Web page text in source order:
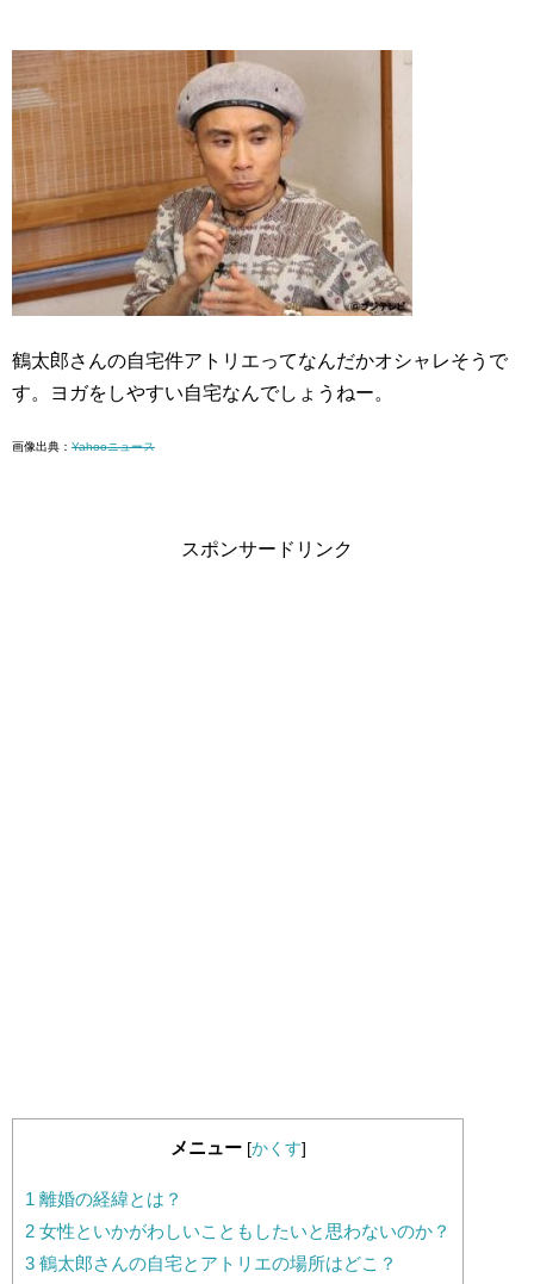
鶴太郎さんの自宅件アトリエってなんだかオシャレそうで
す。ヨガをしやすい自宅なんでしょうねー。
画像出典： Yahooニュース
スポンサードリンク
メニュー [かくす]
1 離婚の経緯とは？
2 女性といかがわしいこともしたいと思わないのか？
3 鶴太郎さんの自宅とアトリエの場所はどこ？